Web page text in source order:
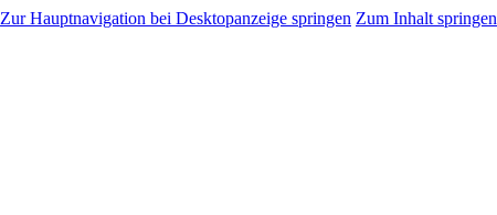
Zur Hauptnavigation bei Desktopanzeige springen Zum Inhalt springen